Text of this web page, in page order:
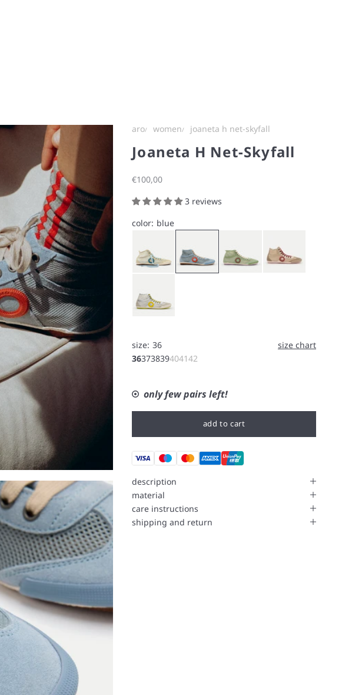
aro women joaneta h net-skyfall
Joaneta H Net-Skyfall
Sale price
€100,00
3 reviews
color: blue
size: 36
size chart
36373839404142
only few pairs left!
add to cart
description
material
care instructions
shipping and return